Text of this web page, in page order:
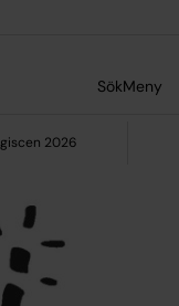
SökMeny
2026